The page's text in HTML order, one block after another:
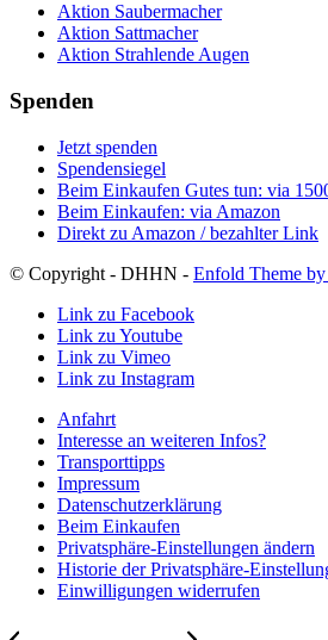
Aktion Saubermacher
Aktion Sattmacher
Aktion Strahlende Augen
Spenden
Jetzt spenden
Spendensiegel
Beim Einkaufen Gutes tun: via
Beim Einkaufen: via Amazon
Direkt zu Amazon / bezahlter Link
© Copyright - DHHN - Enfold Theme
Link zu Facebook
Link zu Youtube
Link zu Vimeo
Link zu Instagram
Anfahrt
Interesse an weiteren Infos?
Transporttipps
Impressum
Datenschutzerklärung
Beim Einkaufen
Privatsphäre-Einstellungen ändern
Historie der Privatsphäre-
Einwilligungen widerrufen